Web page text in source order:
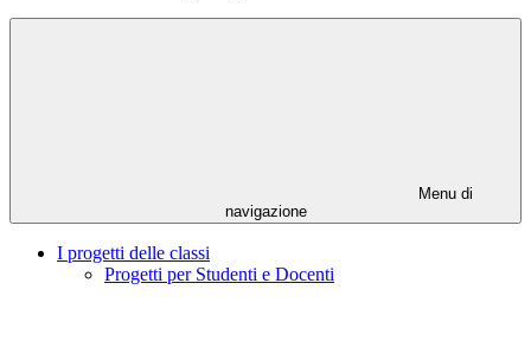
Menu di
navigazione
I progetti delle classi
Progetti per Studenti e Docenti